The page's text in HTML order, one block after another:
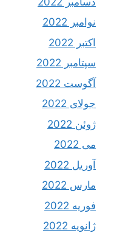
نوامبر 2022
اکتبر 2022
سپتامبر 2022
آگوست 2022
جولای 2022
ژوئن 2022
می 2022
آوریل 2022
مارس 2022
فوریه 2022
ژانویه 2022